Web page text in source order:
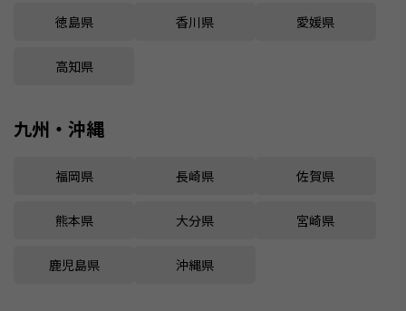
徳島県 香川県 愛媛県
高知県
九州・沖縄
福岡県 長崎県 佐賀県
熊本県 大分県 宮崎県
鹿児島県 沖縄県